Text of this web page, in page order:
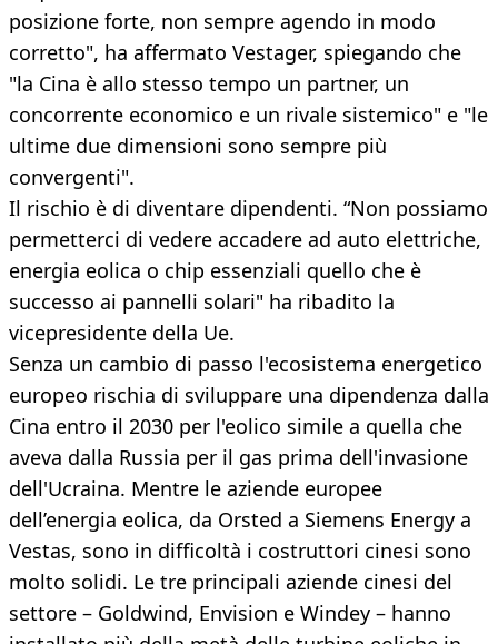
posizione forte, non sempre agendo in modo
corretto", ha affermato Vestager, spiegando che
"la Cina è allo stesso tempo un partner, un
concorrente economico e un rivale sistemico" e "le
ultime due dimensioni sono sempre più
convergenti".
Il rischio è di diventare dipendenti. “Non possiamo
permetterci di vedere accadere ad auto elettriche,
energia eolica o chip essenziali quello che è
successo ai pannelli solari" ha ribadito la
vicepresidente della Ue.
Senza un cambio di passo l'ecosistema energetico
europeo rischia di sviluppare una dipendenza dalla
Cina entro il 2030 per l'eolico simile a quella che
aveva dalla Russia per il gas prima dell'invasione
dell'Ucraina. Mentre le aziende europee
dell’energia eolica, da Orsted a Siemens Energy a
Vestas, sono in difficoltà i costruttori cinesi sono
molto solidi. Le tre principali aziende cinesi del
settore – Goldwind, Envision e Windey – hanno